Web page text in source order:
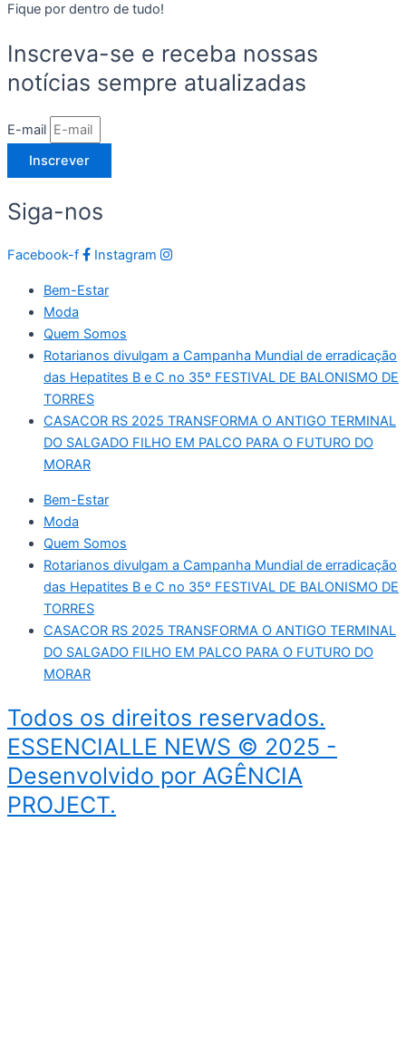
Fique por dentro de tudo!
Inscreva-se e receba nossas
notícias sempre atualizadas
E-mail
Inscrever
Siga-nos
Facebook-f Instagram
Bem-Estar
Moda
Quem Somos
Rotarianos divulgam a Campanha Mundial de erradicação
das Hepatites B e C no 35º FESTIVAL DE BALONISMO DE
TORRES
CASACOR RS 2025 TRANSFORMA O ANTIGO TERMINAL
DO SALGADO FILHO EM PALCO PARA O FUTURO DO
MORAR
Bem-Estar
Moda
Quem Somos
Rotarianos divulgam a Campanha Mundial de erradicação
das Hepatites B e C no 35º FESTIVAL DE BALONISMO DE
TORRES
CASACOR RS 2025 TRANSFORMA O ANTIGO TERMINAL
DO SALGADO FILHO EM PALCO PARA O FUTURO DO
MORAR
Todos os direitos reservados.
ESSENCIALLE NEWS © 2025 -
Desenvolvido por AGÊNCIA
PROJECT.